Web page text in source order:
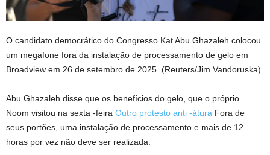
O candidato democrático do Congresso Kat Abu Ghazaleh colocou
um megafone fora da instalação de processamento de gelo em
Broadview em 26 de setembro de 2025. (Reuters/Jim Vandoruska)
Abu Ghazaleh disse que os benefícios do gelo, que o próprio
Noom visitou na sexta -feira Outro protesto anti -átura Fora de
seus portões, uma instalação de processamento e mais de 12
horas por vez não deve ser realizada.